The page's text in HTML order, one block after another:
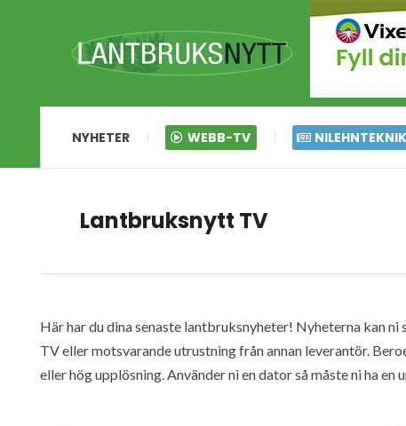
NYHETER WEBB-TV NILEHNTEKNIK
Lantbruksnytt TV
Här har du dina senaste lantbruksnyheter! Nyheterna kan
TV eller motsvarande utrustning från annan leverantör.
eller hög upplösning. Använder ni en dator så måste ni ha en